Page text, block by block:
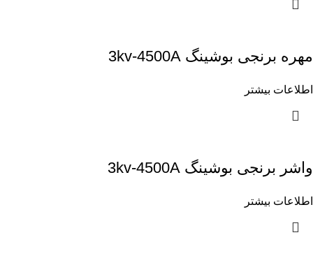
مهره برنجی بوشینگ 3kv-4500A
اطلاعات بیشتر
واشر برنجی بوشینگ 3kv-4500A
اطلاعات بیشتر